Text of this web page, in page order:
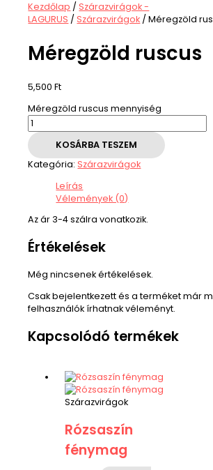
Kezdőlap /Szárazvirágok -
LAGURUS /Szárazvirágok / Méregzöld
Méregzöld ruscus
5,500Ft
Méregzöld ruscus mennyiség
KOSÁRBA TESZEM
Kategória:Szárazvirágok
Leírás
Vélemények (0)
Az ár 3-4 szálra vonatkozik.
Értékelések
Még nincsenek értékelések.
Csak bejelentkezett és a terméket már
felhasználók írhatnak véleményt.
Kapcsolódó termékek
Szárazvirágok
Rózsaszín
fénymag